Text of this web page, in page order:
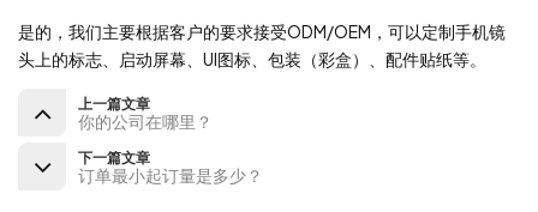
是的，我们主要根据客户的要求接受ODM/OEM，可以定制手机镜
头上的标志、启动屏幕、UI图标、包装（彩盒）、配件贴纸等。
上一篇文章
你的公司在哪里？
下一篇文章
订单最小起订量是多少？